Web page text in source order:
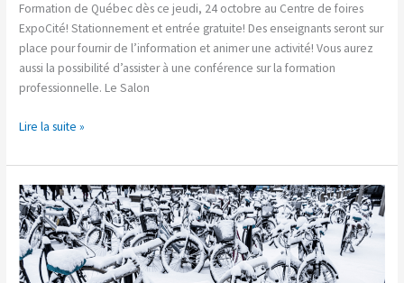
Formation de Québec dès ce jeudi, 24 octobre au Centre de foires
ExpoCité! Stationnement et entrée gratuite! Des enseignants seront sur
place pour fournir de l’information et animer une activité! Vous aurez
aussi la possibilité d’assister à une conférence sur la formation
professionnelle. Le Salon
26
octobre
Lire la suite »
6
étapes
pour
bien
ranger